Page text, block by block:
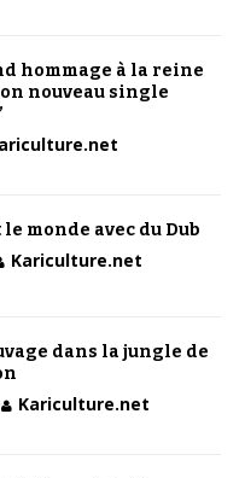
hommage à la reine
nouveau single
monde avec du Dub
Kariculture.net
dans la jungle de
Kariculture.net